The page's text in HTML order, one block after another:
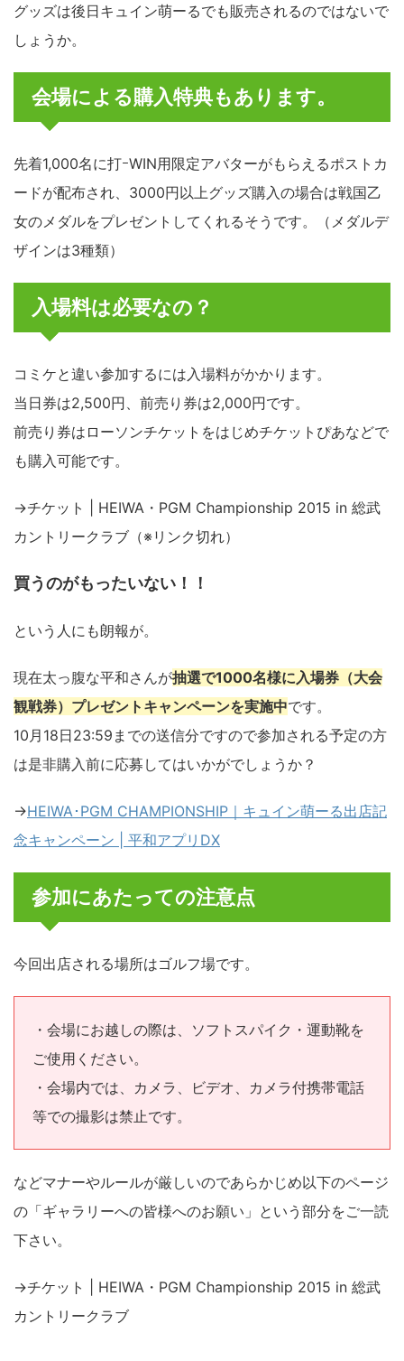
グッズは後日キュイン萌ーるでも販売されるのではないで
しょうか。
会場による購入特典もあります。
先着1,000名に打ｰWIN用限定アバターがもらえるポストカ
ードが配布され、3000円以上グッズ購入の場合は戦国乙
女のメダルをプレゼントしてくれるそうです。（メダルデ
ザインは3種類）
入場料は必要なの？
コミケと違い参加するには入場料がかかります。
当日券は2,500円、前売り券は2,000円です。
前売り券はローソンチケットをはじめチケットぴあなどで
も購入可能です。
→チケット | HEIWA・PGM Championship 2015 in 総武
カントリークラブ（※リンク切れ）
買うのがもったいない！！
という人にも朗報が。
現在太っ腹な平和さんが抽選で1000名様に入場券（大会
観戦券）プレゼントキャンペーンを実施中です。
10月18日23:59までの送信分ですので参加される予定の方
は是非購入前に応募してはいかがでしょうか？
→HEIWA･PGM CHAMPIONSHIP｜キュイン萌ーる出店記
念キャンペーン | 平和アプリDX
参加にあたっての注意点
今回出店される場所はゴルフ場です。
・会場にお越しの際は、ソフトスパイク・運動靴を
ご使用ください。
・会場内では、カメラ、ビデオ、カメラ付携帯電話
等での撮影は禁止です。
などマナーやルールが厳しいのであらかじめ以下のページ
の「ギャラリーへの皆様へのお願い」という部分をご一読
下さい。
→チケット | HEIWA・PGM Championship 2015 in 総武
カントリークラブ